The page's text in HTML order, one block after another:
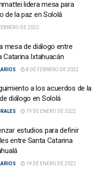
lidera mesa para
de la paz en Sololá
DE 2022
mesa de diálogo entre
Catarina Ixtahuacán
8 DE FEBRERO DE 2022
a los acuerdos de la
diálogo en Sololá
19 DE ENERO DE 2022
estudios para definir
entre Santa Catarina
19 DE ENERO DE 2022